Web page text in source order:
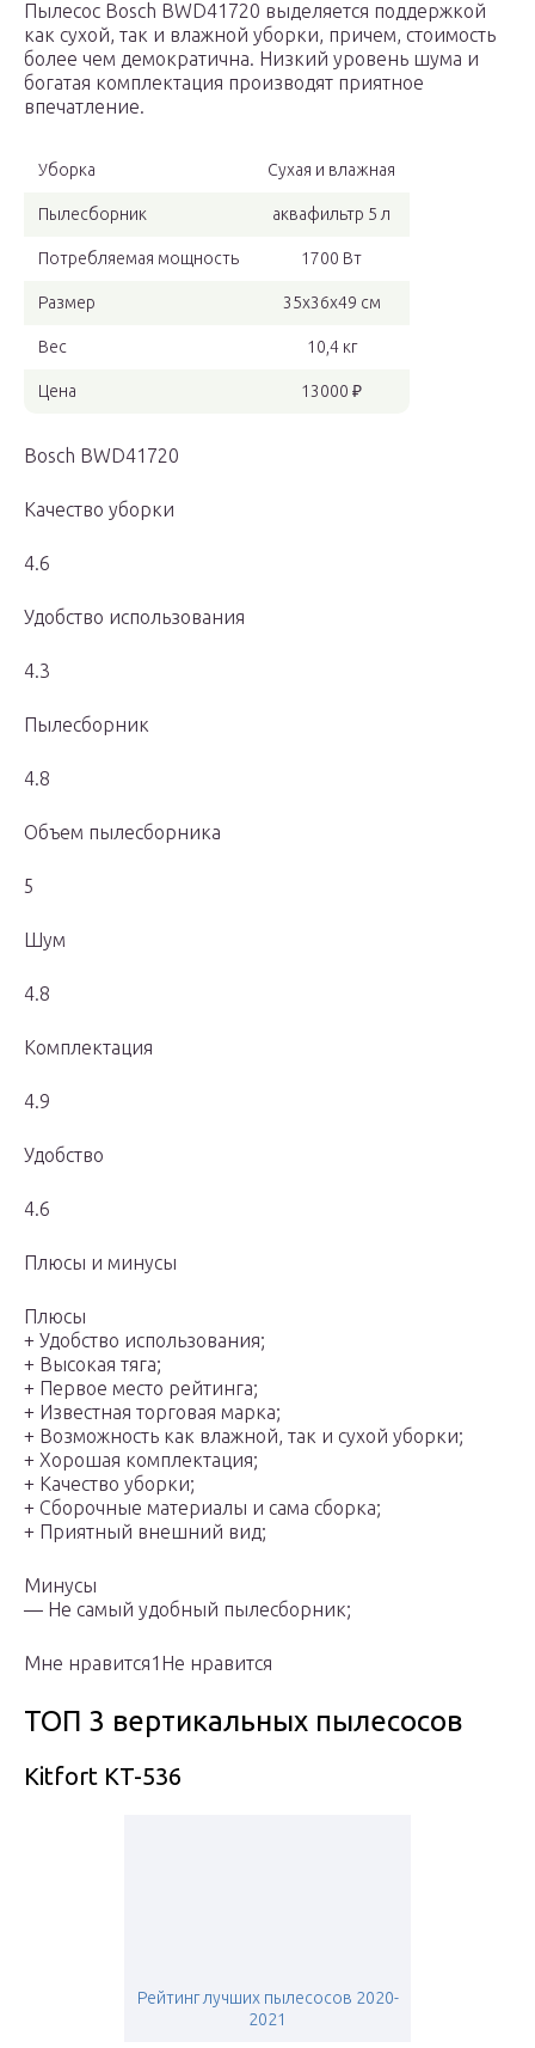
Пылесос Bosch BWD41720 выделяется поддержкой
как сухой, так и влажной уборки, причем, стоимость
более чем демократична. Низкий уровень шума и
богатая комплектация производят приятное
впечатление.
Уборка Сухая и влажная
Пылесборник аквафильтр 5 л
Потребляемая мощность 1700 Вт
Размер 35x36x49 см
Вес 10,4 кг
Цена 13000 ₽
Bosch BWD41720
Качество уборки
4.6
Удобство использования
4.3
Пылесборник
4.8
Объем пылесборника
5
Шум
4.8
Комплектация
4.9
Удобство
4.6
Плюсы и минусы
Плюсы
+ Удобство использования;
+ Высокая тяга;
+ Первое место рейтинга;
+ Известная торговая марка;
+ Возможность как влажной, так и сухой уборки;
+ Хорошая комплектация;
+ Качество уборки;
+ Сборочные материалы и сама сборка;
+ Приятный внешний вид;
Минусы
— Не самый удобный пылесборник;
Мне нравится1Не нравится
ТОП 3 вертикальных пылесосов
Kitfort KT-536
Рейтинг лучших пылесосов 2020-
2021